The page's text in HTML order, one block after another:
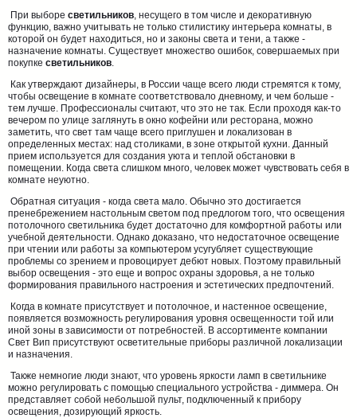
При выборе светильников, несущего в том числе и декоративную
функцию, важно учитывать не только стилистику интерьера комнаты, в
которой он будет находиться, но и законы света и тени, а также -
назначение комнаты. Существует множество ошибок, совершаемых при
покупке светильников.
Как утверждают дизайнеры, в России чаще всего люди стремятся к тому,
чтобы освещение в комнате соответствовало дневному, и чем больше -
тем лучше. Профессионалы считают, что это не так. Если проходя как-то
вечером по улице заглянуть в окно кофейни или ресторана, можно
заметить, что свет там чаще всего приглушен и локализован в
определенных местах: над столиками, в зоне открытой кухни. Данный
прием используется для создания уюта и теплой обстановки в
помещении. Когда света слишком много, человек может чувствовать себя в
комнате неуютно.
Обратная ситуация - когда света мало. Обычно это достигается
пренебрежением настольным светом под предлогом того, что освещения
потолочного светильника будет достаточно для комфортной работы или
учебной деятельности. Однако доказано, что недостаточное освещение
при чтении или работы за компьютером усугубляет существующие
проблемы со зрением и провоцирует дебют новых. Поэтому правильный
выбор освещения - это еще и вопрос охраны здоровья, а не только
формирования правильного настроения и эстетических предпочтений.
Когда в комнате присутствует и потолочное, и настенное освещение,
появляется возможность регулирования уровня освещенности той или
иной зоны в зависимости от потребностей. В ассортименте компании
Свет Вип присутствуют осветительные приборы различной локализации
и назначения.
Также немногие люди знают, что уровень яркости ламп в светильнике
можно регулировать с помощью специального устройства - диммера. Он
представляет собой небольшой пульт, подключенный к прибору
освещения, дозирующий яркость.